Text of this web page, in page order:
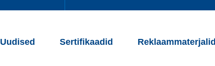
Uudised Sertifikaadid Reklaammaterjalid